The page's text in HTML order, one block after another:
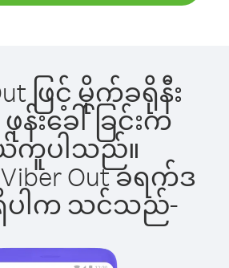
ဖြင့် မိုက်ခရိုနီး
န်းခေါ်ခြင်းက
ပါသည်။
Out ခရက်ဒ
ရှိပါက သင်သည်-